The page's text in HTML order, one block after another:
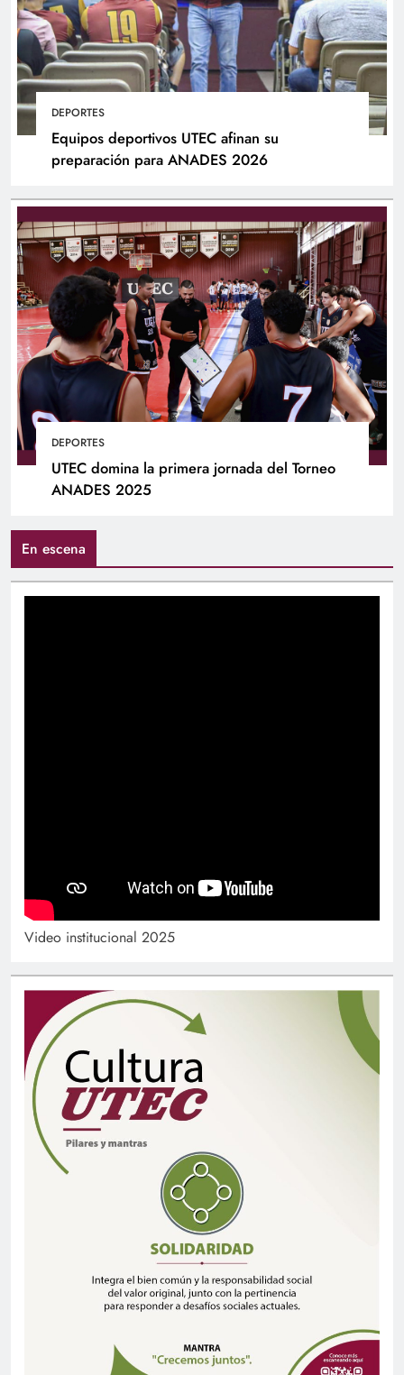
DEPORTES
Equipos deportivos UTEC afinan su
preparación para ANADES 2026
DEPORTES
UTEC domina la primera jornada del Torneo
ANADES 2025
En escena
Video institucional 2025